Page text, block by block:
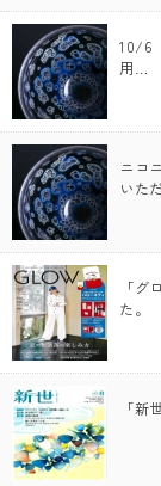
10/6
用…
ニコ
いた
「
た。
「新